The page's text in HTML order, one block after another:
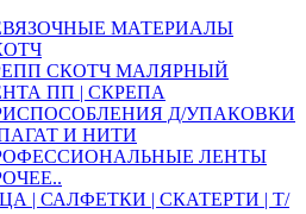
МАТЕРИАЛЫ
СКОТЧ МАЛЯРНЫЙ
ПП | СКРЕПА
Д/УПАКОВКИ
И НИТИ
ЛЕНТЫ
| САЛФЕТКИ | СКАТЕРТИ | Т/